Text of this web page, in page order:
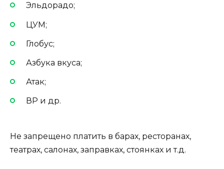
Эльдорадо;
ЦУМ;
Глобус;
Азбука вкуса;
Атак;
ВР и др.
Не запрещено платить в барах, ресторанах,
театрах, салонах, заправках, стоянках и т.д.